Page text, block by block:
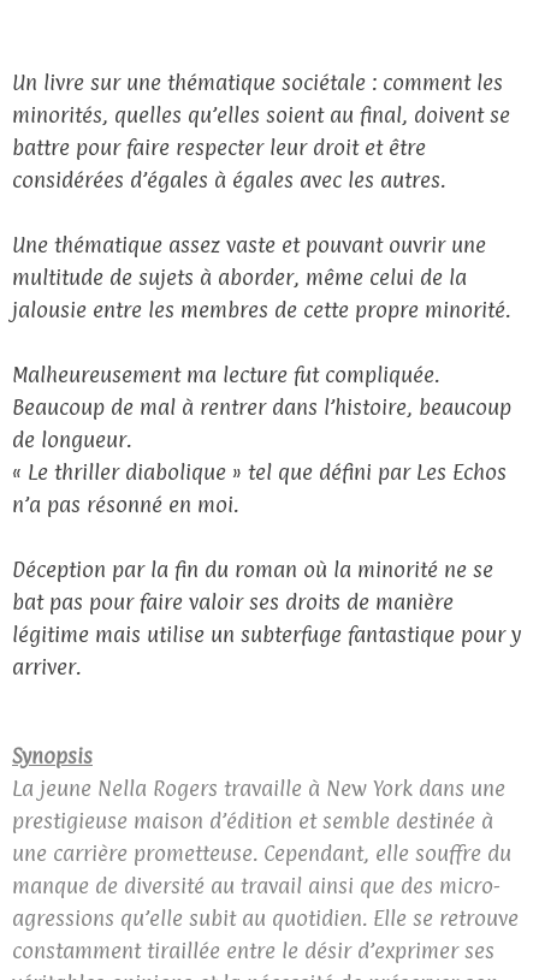
Un livre sur une thématique sociétale : comment les
minorités, quelles qu’elles soient au final, doivent se
battre pour faire respecter leur droit et être
considérées d’égales à égales avec les autres.
Une thématique assez vaste et pouvant ouvrir une
multitude de sujets à aborder, même celui de la
jalousie entre les membres de cette propre minorité.
Malheureusement ma lecture fut compliquée.
Beaucoup de mal à rentrer dans l’histoire, beaucoup
de longueur.
« Le thriller diabolique » tel que défini par Les Echos
n’a pas résonné en moi.
Déception par la fin du roman où la minorité ne se
bat pas pour faire valoir ses droits de manière
légitime mais utilise un subterfuge fantastique pour y
arriver.
Synopsis
La jeune Nella Rogers travaille à New York dans une
prestigieuse maison d’édition et semble destinée à
une carrière prometteuse. Cependant, elle souffre du
manque de diversité au travail ainsi que des micro-
agressions qu’elle subit au quotidien. Elle se retrouve
constamment tiraillée entre le désir d’exprimer ses